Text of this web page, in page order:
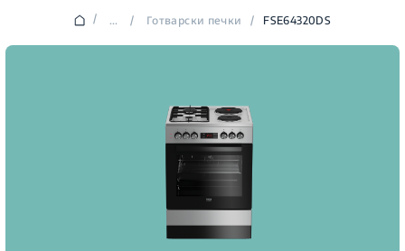
/ ... / Готварски печки / FSE64320DS